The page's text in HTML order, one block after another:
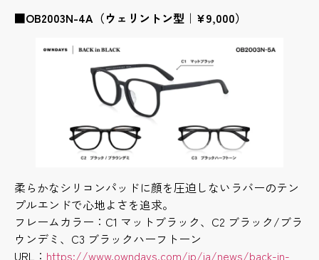
■OB2003N-4A（ウェリントン型｜¥9,000）
柔らかなシリコンパッドに顔を圧迫しないラバーのテン
プルエンドで心地よさを追求。
フレームカラー：C1 マットブラック、C2 ブラック/ブラ
ウンデミ、C3 ブラックハーフトーン
URL： https://www.owndays.com/jp/ja/news/back-in-